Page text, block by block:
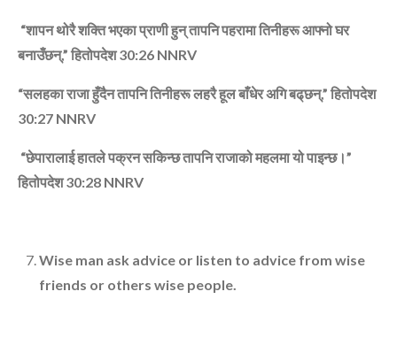
“शापन थोरै शक्ति भएका प्राणी हुन्‌ तापनि पहरामा तिनीहरू आफ्‍नो घर
बनाउँछन्,” हितोपदेश 30:26 NNRV
“सलहका राजा हुँदैन तापनि तिनीहरू लहरै हूल बाँधेर अगि बढ्‌छन्,” हितोपदेश
30:27 NNRV
“छेपारालाई हातले पक्रन सकिन्‍छ तापनि राजाको महलमा यो पाइन्‍छ।”
हितोपदेश 30:28 NNRV
Wise man ask advice or listen to advice from wise
friends or others wise people.